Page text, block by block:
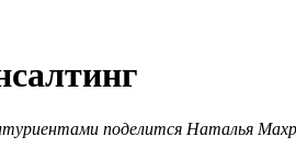
поделится Наталья